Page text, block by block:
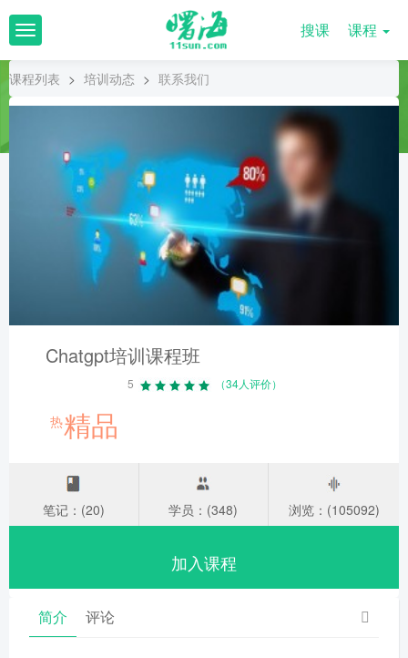
T
o
g
l
搜课 课程
课程列表 > 培训动态 > 联系我们
Chatgpt培训课程班
5 （34人评价）
热精品
笔记：(20) 学员：(348) 浏览：(105092)
加入课程
简介 评论